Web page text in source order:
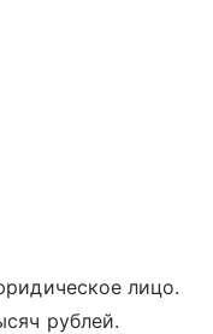
лицо.
рублей.